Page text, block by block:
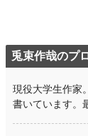
兎束作哉のプ
現役大学生作家
書いています。